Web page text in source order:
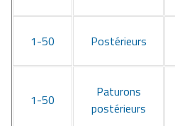
1-50 Postérieurs
1-50
Paturons
postérieurs